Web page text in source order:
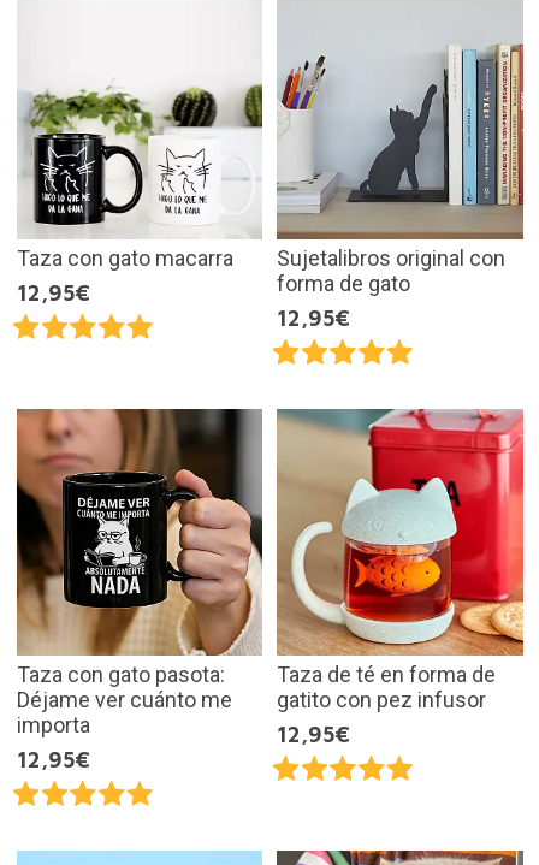
Taza con gato macarra
12,95€
Sujetalibros original con
forma de gato
12,95€
Taza con gato pasota:
Déjame ver cuánto me
importa
12,95€
Taza de té en forma de
gatito con pez infusor
12,95€